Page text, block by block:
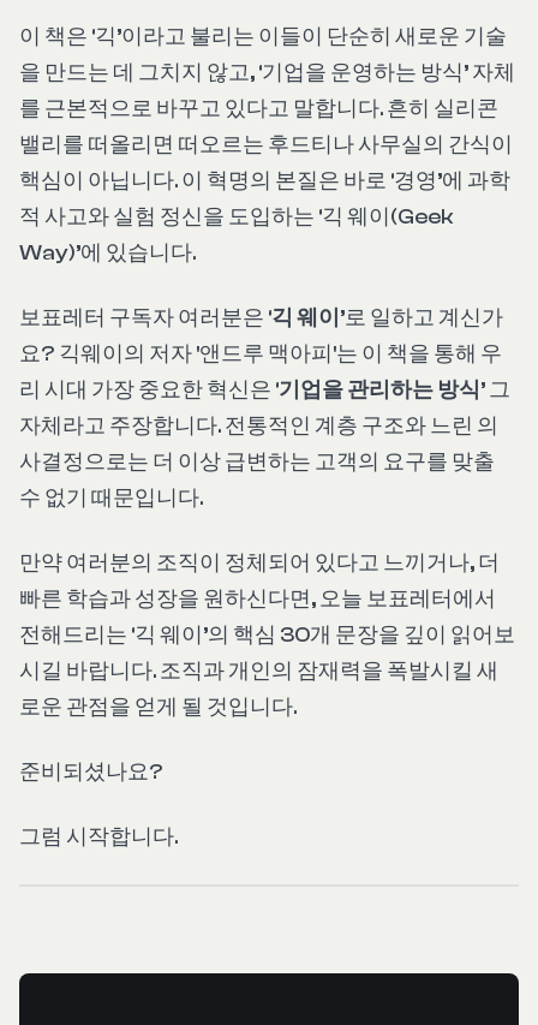
이 책은 ‘긱’이라고 불리는 이들이 단순히 새로운 기술
을 만드는 데 그치지 않고, ‘기업을 운영하는 방식’ 자체
를 근본적으로 바꾸고 있다고 말합니다. 흔히 실리콘
밸리를 떠올리면 떠오르는 후드티나 사무실의 간식이
핵심이 아닙니다. 이 혁명의 본질은 바로 ‘경영’에 과학
적 사고와 실험 정신을 도입하는 ‘긱 웨이(Geek
Way)’에 있습니다.
보표레터 구독자 여러분은 ‘긱 웨이 ’로 일하고 계신가
요? 긱웨이의 저자 '앤드루 맥아피'는 이 책을 통해 우
리 시대 가장 중요한 혁신은 ‘기업을 관리하는 방식’ 그
자체라고 주장합니다. 전통적인 계층 구조와 느린 의
사결정으로는 더 이상 급변하는 고객의 요구를 맞출
수 없기 때문입니다.
만약 여러분의 조직이 정체되어 있다고 느끼거나, 더
빠른 학습과 성장을 원하신다면, 오늘 보표레터에서
전해드리는 ‘긱 웨이’의 핵심 30개 문장을 깊이 읽어보
시길 바랍니다. 조직과 개인의 잠재력을 폭발시킬 새
로운 관점을 얻게 될 것입니다.
준비되셨나요?
그럼 시작합니다.